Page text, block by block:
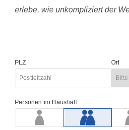
erlebe, wie unkompliziert der